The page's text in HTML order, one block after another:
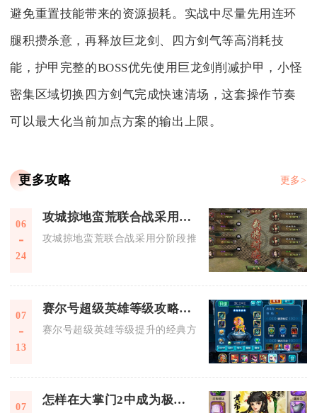
避免重置技能带来的资源损耗。实战中尽量先用连环
腿积攒杀意，再释放巨龙剑、四方剑气等高消耗技
能，护甲完整的BOSS优先使用巨龙剑削减护甲，小怪
密集区域切换四方剑气完成快速清场，这套操作节奏
可以最大化当前加点方案的输出上限。
更多攻略 更多>
06
24
攻城掠地蛮荒联合战采用什么战斗方式
攻城掠地蛮荒联合战采用分阶段推进+幻影铺场+武将单挑+
07
13
赛尔号超级英雄等级攻略有哪些经典方法
赛尔号超级英雄等级提升的经典方法核心是高效利用体力、
07 怎样在大掌门2中成为极限小李高手